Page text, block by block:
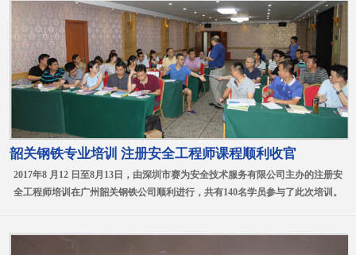
韶关钢铁专业培训 注册安全工程师课程顺利收官
2017年8 月12 日至8月13日，由深圳市赛为安全技术服务有限公司主办的注册安
全工程师培训在广州韶关钢铁公司顺利进行，共有140名学员参与了此次培训。